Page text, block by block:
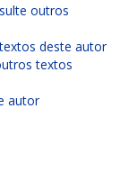
outros
deste autor
textos
autor